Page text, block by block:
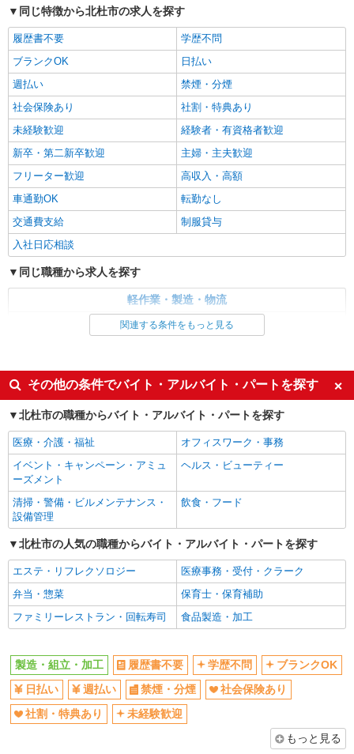
キープ 詳細を見る
派遣社員
株式会社テクノ・サービス/お仕事No/0901699
基板の組立、検査
時給1180円 月収例：206、000円（月収例21日
実働残業代込）（残業・休日出勤手当て等が含ま
れています） 交通費全額支給
山梨県北杜市 ＊車・バイク通勤OK
キープ 詳細を見る
派遣社員
株式会社テクノ・サービス/お仕事No/0883378
原料の投入作業など
時給1180円 月収例：198、000円（月収例21日
実働）（残業・休日出勤手当て等が含まれていま
す） 交通費全額支給
山梨県北杜市 ＊車・バイク通勤OK
派遣社員
株式会社綜合キャリアオプション（1314VJ0805G36★63-S-T2）
ステレンス鋼製品づくり/日払いOK
時給1,300円〜1,625円 ※経験・能力による
※時間外・深夜手当含む 【月収例】25万5000円(7
時間35分×7日+7時間55分×14日+残業・深夜手当)
山梨県北杜市長坂町
キープ 詳細を見る
派遣社員
株式会社綜合キャリアオプション（1314VJ0805G36★25-S-T2）
機械オペレーター/日払いOK
時給1,600円 交通費：既定支給
山梨県北杜市
派遣社員
株式会社テクノ・サービス/お仕事No/0900752
バリ取り・仕上げ作業
時給1200円 月収例：216、000円（月収例21日
同じ特徴から北杜市の求人を探す
履歴書不要
学歴不問
ブランクOK
日払い
週払い
禁煙・分煙
社会保険あり
社割・特典あり
未経験歓迎
経験者・有資格者歓迎
新卒・第二新卒歓迎
主婦・主夫歓迎
フリーター歓迎
高収入・高額
車通勤OK
転勤なし
交通費支給
制服貸与
入社日応相談
同じ職種から求人を探す
軽作業・製造・物流
日払い
社会保険あり
未経験歓迎
車通勤OK
交通費支給
関連する条件をもっと見る
その他の条件でバイト・アルバイト・パートを探す
北杜市の職種からバイト・アルバイト・パートを探す
医療・介護・福祉
オフィスワーク・事務
イベント・キャンペーン・アミュ
ーズメント
ヘルス・ビューティー
清掃・警備・ビルメンテナンス・
設備管理
飲食・フード
北杜市の人気の職種からバイト・アルバイト・パートを探す
エステ・リフレクソロジー
医療事務・受付・クラーク
弁当・惣菜
保育士・保育補助
ファミリーレストラン・回転寿司
食品製造・加工
製造・組立・加工 履歴書不要 学歴不問
ブランクOK
日払い
週払い 禁煙・分煙
社会保険あり
社割・特典あり
未経験歓迎
もっと見る